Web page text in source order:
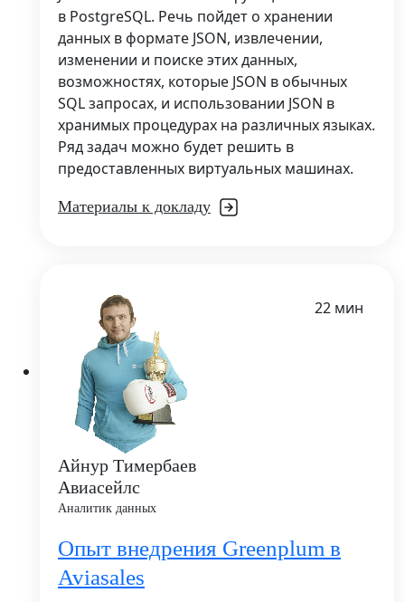
в PostgreSQL. Речь пойдет о хранении
данных в формате JSON, извлечении,
изменении и поиске этих данных,
возможностях, которые JSON в обычных
SQL запросах, и использовании JSON в
хранимых процедурах на различных языках.
Ряд задач можно будет решить в
предоставленных виртуальных машинах.
Материалы к докладу
Айнур Тимербаев
Авиасейлс
Аналитик данных
22 мин
Опыт внедрения Greenplum в
Aviasales